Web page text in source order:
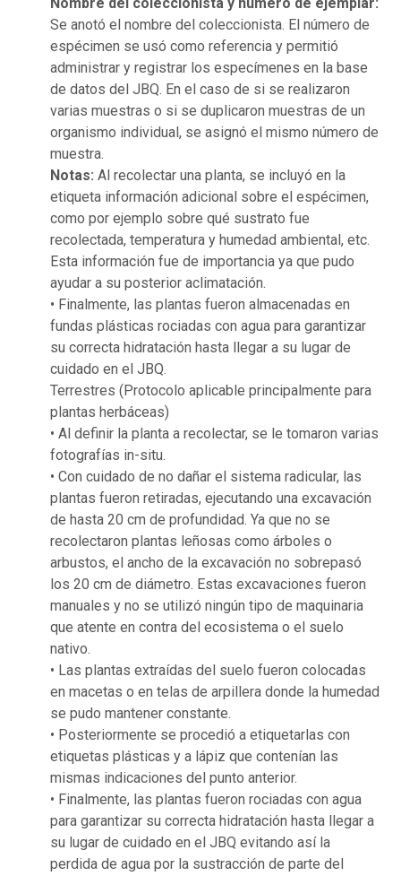
Se anotó el nombre del coleccionista. El número de
espécimen se usó como referencia y permitió
administrar y registrar los especímenes en la base
de datos del JBQ. En el caso de si se realizaron
varias muestras o si se duplicaron muestras de un
organismo individual, se asignó el mismo número de
muestra.
Notas: Al recolectar una planta, se incluyó en la
etiqueta información adicional sobre el espécimen,
como por ejemplo sobre qué sustrato fue
recolectada, temperatura y humedad ambiental, etc.
Esta información fue de importancia ya que pudo
ayudar a su posterior aclimatación.
• Finalmente, las plantas fueron almacenadas en
fundas plásticas rociadas con agua para garantizar
su correcta hidratación hasta llegar a su lugar de
cuidado en el JBQ.
Terrestres (Protocolo aplicable principalmente para
plantas herbáceas)
• Al definir la planta a recolectar, se le tomaron varias
fotografías in-situ.
• Con cuidado de no dañar el sistema radicular, las
plantas fueron retiradas, ejecutando una excavación
de hasta 20 cm de profundidad. Ya que no se
recolectaron plantas leñosas como árboles o
arbustos, el ancho de la excavación no sobrepasó
los 20 cm de diámetro. Estas excavaciones fueron
manuales y no se utilizó ningún tipo de maquinaria
que atente en contra del ecosistema o el suelo
nativo.
• Las plantas extraídas del suelo fueron colocadas
en macetas o en telas de arpillera donde la humedad
se pudo mantener constante.
• Posteriormente se procedió a etiquetarlas con
etiquetas plásticas y a lápiz que contenían las
mismas indicaciones del punto anterior.
• Finalmente, las plantas fueron rociadas con agua
para garantizar su correcta hidratación hasta llegar a
su lugar de cuidado en el JBQ evitando así la
perdida de agua por la sustracción de parte del